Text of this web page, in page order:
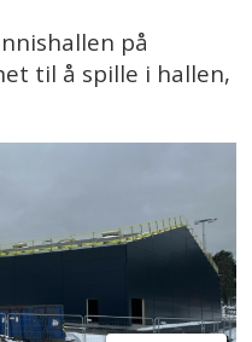
på
til å spille i hallen,